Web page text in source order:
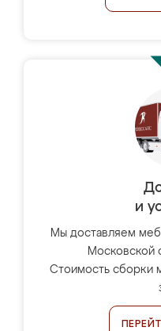
и
Мы доставляем
Московской
Стоимость сборки